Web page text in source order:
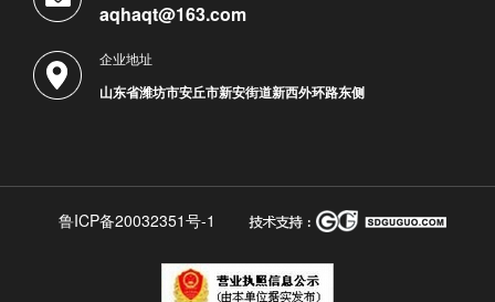
aqhaqt@163.com
企业地址
山东省潍坊市安丘市新安街道新西外环路东侧
鲁ICP备20032351号-1